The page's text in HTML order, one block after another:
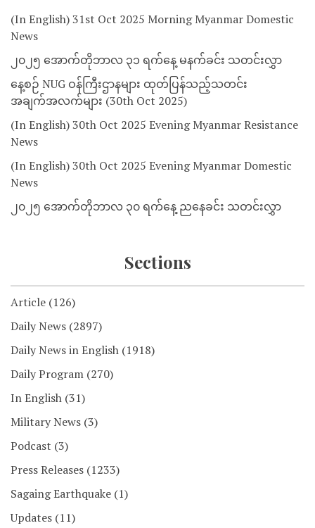
(In English) 31st Oct 2025 Morning Myanmar Domestic
News
၂၀၂၅ အောက်တိုဘာလ ၃၁ ရက်နေ့ မနက်ခင်း သတင်းလွှာ
နေ့စဉ် NUG ဝန်ကြီးဌာနများ ထုတ်ပြန်သည့်သတင်း
အချက်အလက်များ (30th Oct 2025)
(In English) 30th Oct 2025 Evening Myanmar Resistance
News
(In English) 30th Oct 2025 Evening Myanmar Domestic
News
၂၀၂၅ အောက်တိုဘာလ ၃၀ ရက်နေ့ ညနေခင်း သတင်းလွှာ
Sections
Article (126)
Daily News (2897)
Daily News in English (1918)
Daily Program (270)
In English (31)
Military News (3)
Podcast (3)
Press Releases (1233)
Sagaing Earthquake (1)
Updates (11)